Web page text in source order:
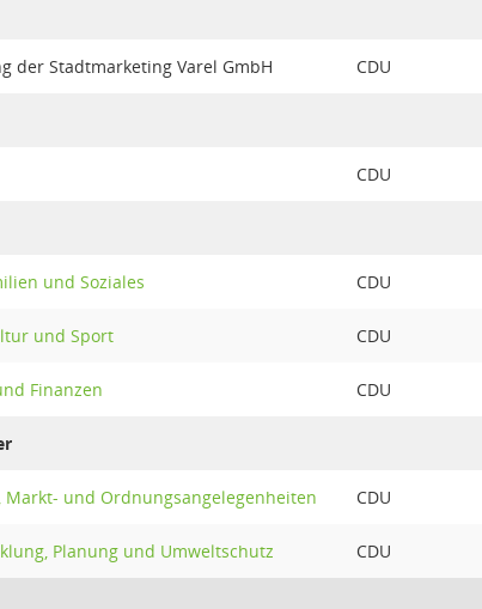
der Stadtmarketing Varel GmbH CDU
CDU
und Soziales CDU
und Sport CDU
Finanzen CDU
Markt- und Ordnungsangelegenheiten CDU
Planung und Umweltschutz CDU